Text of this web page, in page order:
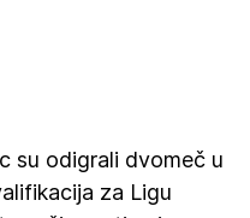
su odigrali dvomeč u
za Ligu